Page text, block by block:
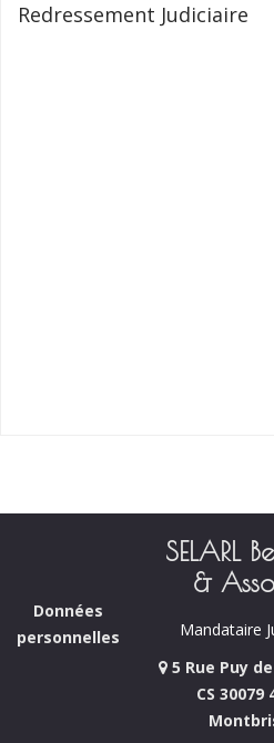
Redressement Judiciaire
Données
personnelles
SELARL
&
Mandataire
5 Rue Puy
CS 30079